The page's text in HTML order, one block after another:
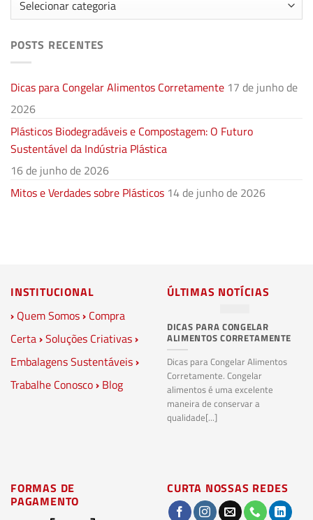
POSTS RECENTES
Dicas para Congelar Alimentos Corretamente 17 de junho de
2026
Plásticos Biodegradáveis e Compostagem: O Futuro
Sustentável da Indústria Plástica
16 de junho de 2026
Mitos e Verdades sobre Plásticos 14 de junho de 2026
INSTITUCIONAL
› Quem Somos› Compra
Certa›Soluções Criativas›
Embalagens Sustentáveis›
Trabalhe Conosco› Blog
ÚLTIMAS NOTÍCIAS
DICAS PARA CONGELAR
ALIMENTOS CORRETAMENTE
Dicas para Congelar Alimentos
Corretamente. Congelar
alimentos é uma excelente
maneira de conservar a
qualidade[...]
FORMAS DE
PAGAMENTO
CURTA NOSSAS REDES